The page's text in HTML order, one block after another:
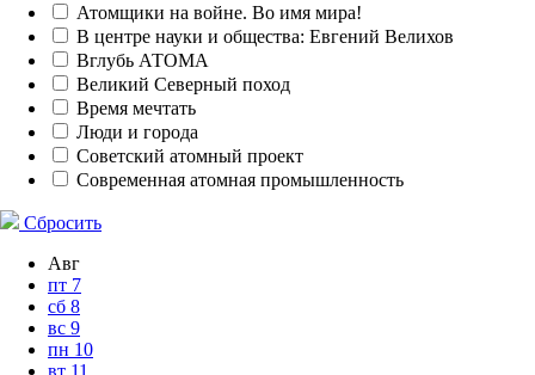
Атомщики на войне. Во имя мира!
В центре науки и общества: Евгений Велихов
Вглубь АТОМА
Великий Северный поход
Время мечтать
Люди и города
Советский атомный проект
Современная атомная промышленность
Сбросить
Авг
пт 7
сб 8
вс 9
пн 10
вт 11